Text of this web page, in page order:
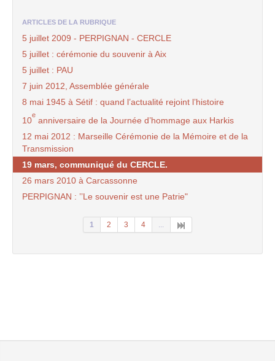
ARTICLES DE LA RUBRIQUE
5 juillet 2009 - PERPIGNAN - CERCLE
5 juillet : cérémonie du souvenir à Aix
5 juillet : PAU
7 juin 2012, Assemblée générale
8 mai 1945 à Sétif : quand l’actualité rejoint l’histoire
10
e
anniversaire de la Journée d’hommage aux Harkis
12 mai 2012 : Marseille Cérémonie de la Mémoire et de la
Transmission
19 mars, communiqué du CERCLE.
26 mars 2010 à Carcassonne
PERPIGNAN : ’’Le souvenir est une Patrie"
1 2 3 4